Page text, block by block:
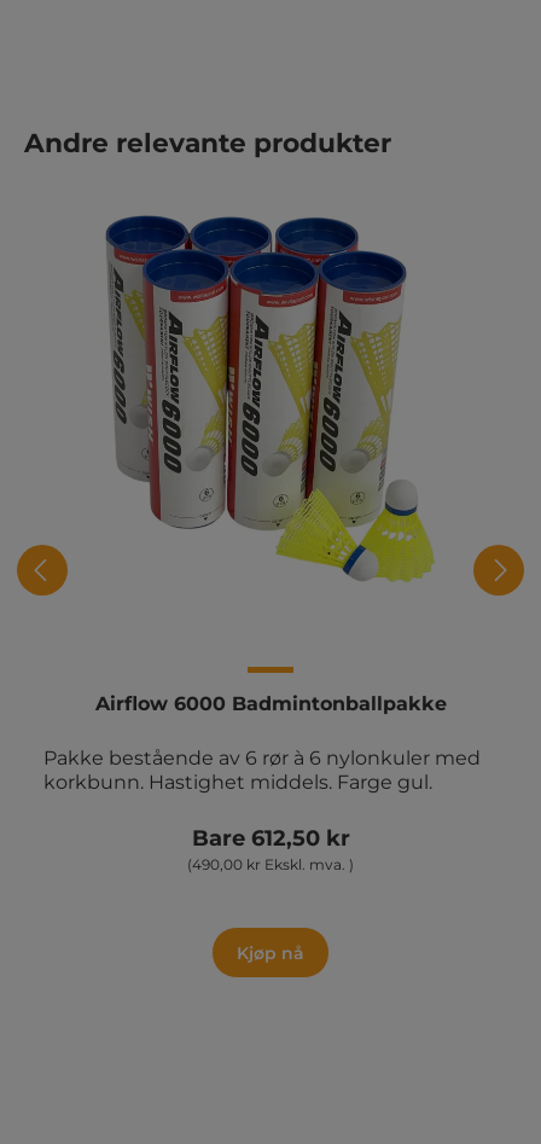
Hopp over produktgalleri
Andre relevante produkter
Airflow 6000 Badmintonballpakke
Pakke bestående av 6 rør à 6 nylonkuler med
korkbunn. Hastighet middels. Farge gul.
Bare 612,50 kr
(490,00 kr Ekskl. mva. )
Kjøp nå